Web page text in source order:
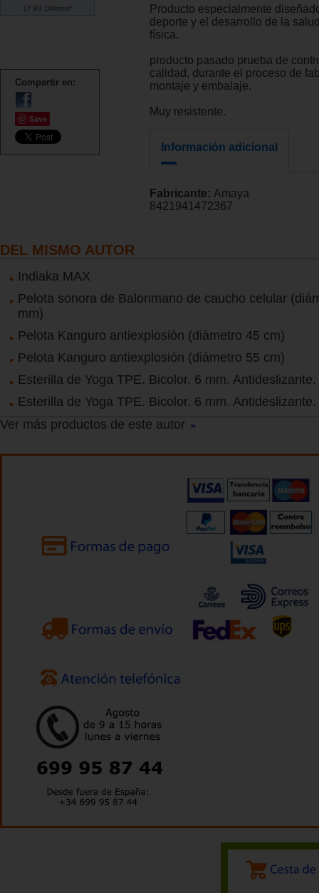
17.99 Dólares*
Compartir en:
Save
Producto especialmente
deporte y el desarrollo de la
física.
producto pasado prueba de
calidad, durante el proceso de
montaje y embalaje.
Muy resistente.
Información adicional
Fabricante: Amaya
8421941472367
DEL MISMO AUTOR
Indiaka MAX
Pelota sonora de Balonmano de caucho celular
mm)
Pelota Kanguro antiexplosión (diámetro 45 cm)
Pelota Kanguro antiexplosión (diámetro 55 cm)
Esterilla de Yoga TPE. Bicolor. 6 mm.
Esterilla de Yoga TPE. Bicolor. 6 mm.
Ver más productos de este autor